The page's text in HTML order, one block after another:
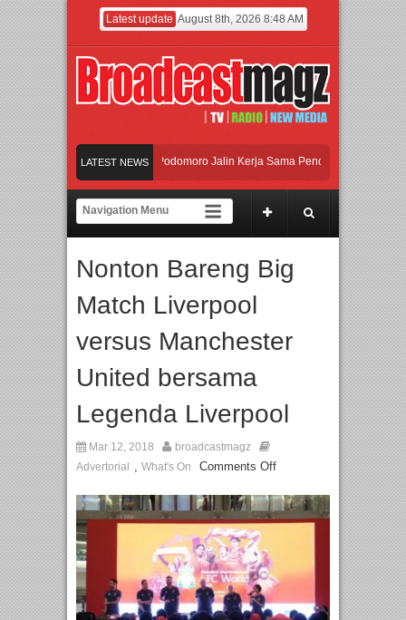
Latest update August 8th, 2026 8:48 AM
LATEST NEWS
UI dan Universitas Agung Podomoro Jalin Kerja Sama Pendidikan dan Riset
Meramaikan Jakarta dengan Ribuan Mainan dan Produk Bayi dari Seluruh
UI dan Universitas Agung Podomoro Jalin Kerja Sama Pendidikan dan Riset
Nonton Bareng Big
Match Liverpool
versus Manchester
United bersama
Legenda Liverpool
Mar 12, 2018
broadcastmagz
Advertorial
, What's On Comments Off